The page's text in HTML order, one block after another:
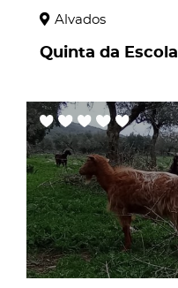
Alvados
Quinta da Escola
page